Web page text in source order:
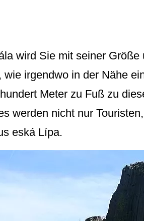
wird Sie mit seiner
irgendwo in der Nähe
Meter zu Fuß zu
werden nicht nur
eská Lípa.